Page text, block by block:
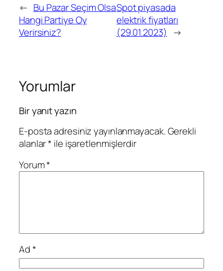
← Bu Pazar Seçim Olsa
Hangi Partiye Oy
Verirsiniz?
Spot piyasada
elektrik fiyatları
(29.01.2023) →
Yorumlar
Bir yanıt yazın
E-posta adresiniz yayınlanmayacak.Gerekli
alanlar* ile işaretlenmişlerdir
Yorum*
Ad*